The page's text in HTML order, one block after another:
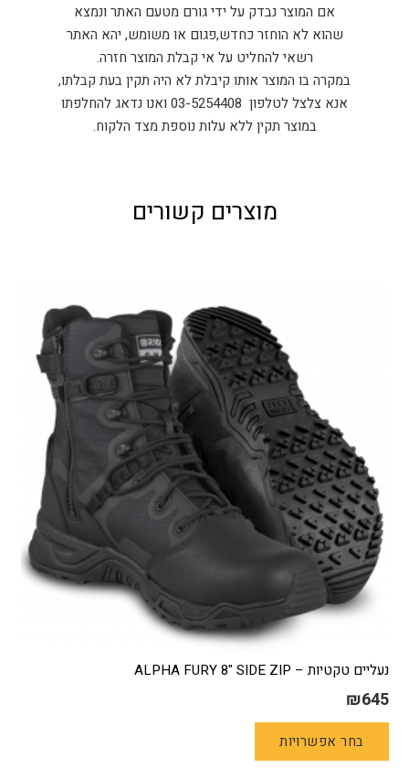
אם המוצר נבדק על ידי גורם מטעם האתר ונמצא
שהוא לא הוחזר כחדש,פגום או משומש, יהא האתר
רשאי להחליט על אי קבלת המוצר חזרה.
במקרה בו המוצר אותו קיבלת לא היה תקין בעת קבלתו,
אנא צלצל לטלפון 03-5254408 ואנו נדאג להחלפתו
במוצר תקין ללא עלות נוספת מצד הלקוח.
מוצרים קשורים
נעליים טקטיות – ALPHA FURY 8" SIDE ZIP
₪645
בחר אפשרויות